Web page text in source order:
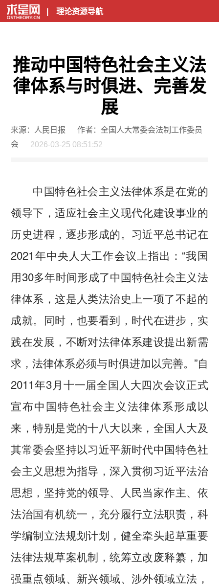
| 理论资源导航
推动中国特色社会主义法
律体系与时俱进、完善发
展
来源：人民日报
作者：全国人大常委会法制工作委员
会
2026-03-25 08:51:52
中国特色社会主义法律体系是在党的
领导下，适应社会主义现代化建设事业的
历史进程，逐步形成的。习近平总书记在
2021年中央人大工作会议上指出：“我国
用30多年时间形成了中国特色社会主义法
律体系，这是人类法治史上一项了不起的
成就。同时，也要看到，时代在进步，实
践在发展，不断对法律体系建设提出新需
求，法律体系必须与时俱进加以完善。”自
2011年3月十一届全国人大四次会议正式
宣布中国特色社会主义法律体系形成以
来，特别是党的十八大以来，全国人大及
其常委会坚持以习近平新时代中国特色社
会主义思想为指导，深入贯彻习近平法治
思想，坚持党的领导、人民当家作主、依
法治国有机统一，充分履行立法职责，科
学编制立法规划计划，健全牵头起草重要
法律法规草案机制，统筹立改废释纂，加
强重点领域、新兴领域、涉外领域立法，